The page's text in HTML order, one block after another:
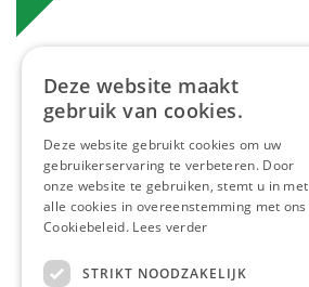
Deze website maakt
gebruik van cookies.
Deze website gebruikt cookies om uw
gebruikerservaring te verbeteren. Door
onze website te gebruiken, stemt u in met
alle cookies in overeenstemming met ons
Cookiebeleid. Lees verder
STRIKT NOODZAKELIJK